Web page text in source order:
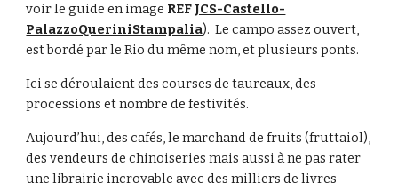
voir le guide en image REF JCS-Castello-
PalazzoQueriniStampalia).  Le campo assez ouvert,
est bordé par le Rio du même nom, et plusieurs ponts.
Ici se déroulaient des courses de taureaux, des
processions et nombre de festivités.
Aujourd’hui, des cafés, le marchand de fruits (fruttaiol),
des vendeurs de chinoiseries mais aussi à ne pas rater
une librairie incroyable avec des milliers de livres